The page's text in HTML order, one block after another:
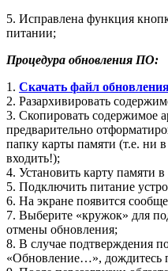
5. Исправлена функция
питании;
Процедура обновления ПО:
1. Скачать файл
2. Разархивировать
3. Скопировать содержимое
предварительно
папку карты памяти (т.е. ни
входить!);
4. Установить карту памяти в
5. Подключить питание
6. На экране появится
7. Выберите «кружок» для
отмены обновления;
8. В случае подтверждения
«Обновление…», дождитесь